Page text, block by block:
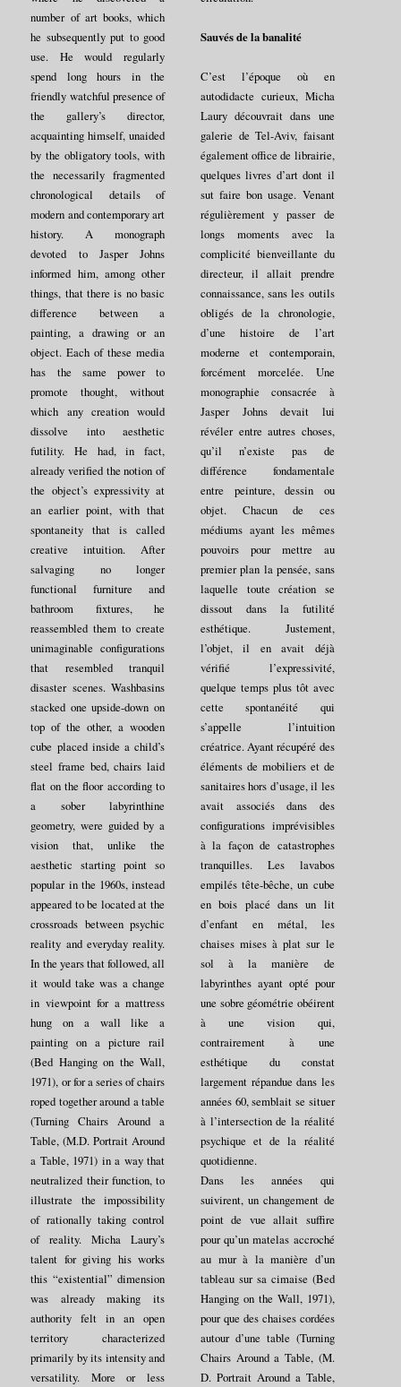
number of art books, which
he subsequently put to good
use. He would regularly
spend long hours in the
friendly watchful presence of
the gallery’s director,
acquainting himself, unaided
by the obligatory tools, with
the necessarily fragmented
chronological details of
modern and contemporary art
history. A monograph
devoted to Jasper Johns
informed him, among other
things, that there is no basic
difference between a
painting, a drawing or an
object. Each of these media
has the same power to
promote thought, without
which any creation would
dissolve into aesthetic
futility. He had, in fact,
already verified the notion of
the object’s expressivity at
an earlier point, with that
spontaneity that is called
creative intuition. After
salvaging no longer
functional furniture and
bathroom fixtures, he
reassembled them to create
unimaginable configurations
that resembled tranquil
disaster scenes. Washbasins
stacked one upside-down on
top of the other, a wooden
cube placed inside a child’s
steel frame bed, chairs laid
flat on the floor according to
a sober labyrinthine
geometry, were guided by a
vision that, unlike the
aesthetic starting point so
popular in the 1960s, instead
appeared to be located at the
crossroads between psychic
reality and everyday reality.
In the years that followed, all
it would take was a change
in viewpoint for a mattress
hung on a wall like a
painting on a picture rail
(Bed Hanging on the Wall,
1971), or for a series of chairs
roped together around a table
(Turning Chairs Around a
Table, (M.D. Portrait Around
a Table, 1971) in a way that
neutralized their function, to
illustrate the impossibility
of rationally taking control
of reality. Micha Laury’s
talent for giving his works
this “existential” dimension
was already making its
authority felt in an open
territory characterized
primarily by its intensity and
versatility. More or less
Sauvés de la banalité
C’est l’époque où en
autodidacte curieux, Micha
Laury découvrait dans une
galerie de Tel-Aviv, faisant
également office de librairie,
quelques livres d’art dont il
sut faire bon usage. Venant
régulièrement y passer de
longs moments avec la
complicité bienveillante du
directeur, il allait prendre
connaissance, sans les outils
obligés de la chronologie,
d’une histoire de l’art
moderne et contemporain,
forcément morcelée. Une
monographie consacrée à
Jasper Johns devait lui
révéler entre autres choses,
qu’il n’existe pas de
différence fondamentale
entre peinture, dessin ou
objet. Chacun de ces
médiums ayant les mêmes
pouvoirs pour mettre au
premier plan la pensée, sans
laquelle toute création se
dissout dans la futilité
esthétique. Justement,
l’objet, il en avait déjà
vérifié l’expressivité,
quelque temps plus tôt avec
cette spontanéité qui
s’appelle l’intuition
créatrice. Ayant récupéré des
éléments de mobiliers et de
sanitaires hors d’usage, il les
avait associés dans des
configurations imprévisibles
à la façon de catastrophes
tranquilles. Les lavabos
empilés tête-bêche, un cube
en bois placé dans un lit
d’enfant en métal, les
chaises mises à plat sur le
sol à la manière de
labyrinthes ayant opté pour
une sobre géométrie obéirent
à une vision qui,
contrairement à une
esthétique du constat
largement répandue dans les
années 60, semblait se situer
à l’intersection de la réalité
psychique et de la réalité
quotidienne.
Dans les années qui
suivirent, un changement de
point de vue allait suffire
pour qu’un matelas accroché
au mur à la manière d’un
tableau sur sa cimaise (Bed
Hanging on the Wall, 1971),
pour que des chaises cordées
autour d’une table (Turning
Chairs Around a Table, (M.
D. Portrait Around a Table,